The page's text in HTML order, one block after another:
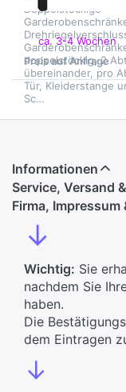
Doppelstöckige
doppelstöckig, 2
übereinander, pro
Tür, Kleiderstange
Sc…
ca. 3-4 Wochen
Preis auf Anfrage
Informationen
Service, Versand
Firma,
↓
Wichtig: Sie
nachdem Sie
haben.
Die
dem Eintragen
↓